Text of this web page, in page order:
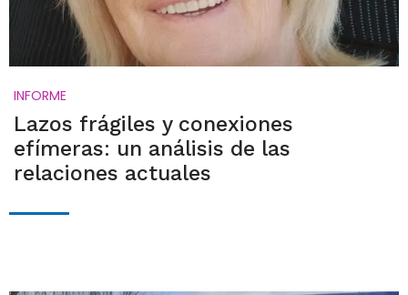
INFORME
Lazos frágiles y conexiones
efímeras: un análisis de las
relaciones actuales